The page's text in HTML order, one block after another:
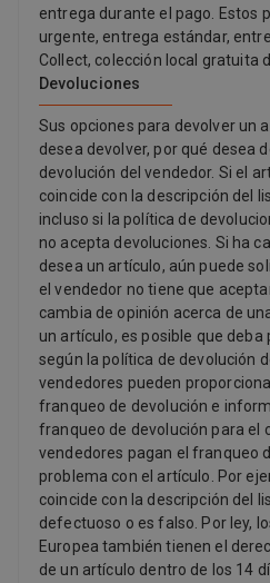
entrega durante el pago. Estos
urgente, entrega estándar,
Collect, colección local gratuita
Devoluciones
Sus opciones para devolver un
desea devolver, por qué desea
devolución del vendedor. Si el
coincide con la descripción del
incluso si la política de
no acepta devoluciones. Si ha
desea un artículo, aún puede
el vendedor no tiene que
cambia de opinión acerca de
un artículo, es posible que deba
según la política de devolución
vendedores pueden
franqueo de devolución e
franqueo de devolución para el
vendedores pagan el franqueo
problema con el artículo. Por
coincide con la descripción del
defectuoso o es falso. Por ley,
Europea también tienen el
de un artículo dentro de los 14